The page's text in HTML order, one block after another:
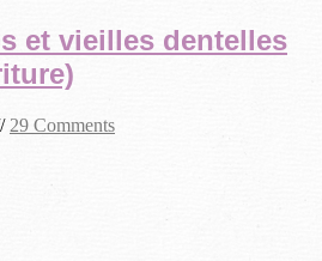
et vieilles dentelles
29 Comments